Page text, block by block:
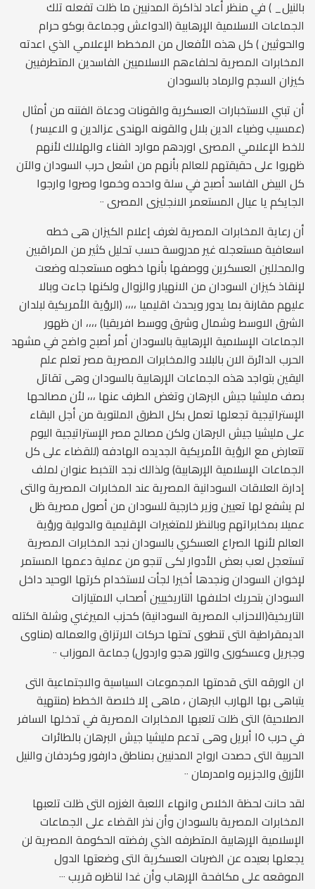
بالنيل_ ) في منظر أعاد لذاكرة المدنيين ما ظلت تفعله تلك
الجماعات الاسلامية الإرهابية (الدواعش وجماعة بوكو حرام
والحوثيين ) كل هذه الأفعال من المخطط الإعلامي الذي اعدته
المخابرات المصرية لحلفاءهم الاسلاميين الفاسدين المتطرفيين
كيزان السجم والرماد بالسودان
أن تبني الاستخبارات العسكرية والقونات ودعاة الفتنه من أمثال
(عمسيب وضياء الدين بلال والقونه الهندى عزالدين و الاعيسر )
للخط الإعلامي المصرى اوردهم موارد الفناء والهلالك لأنهم
ظهروا على حقيقتهم للعالم بأنهم من اشعل حرب السودان والآن
كل البيض الفاسد أصبح في سلة واحده وخموا وصروا وارجوا
الجايكم يا عيال المستعمر الانجليزى المصرى ٠٠
أن رعاية المخابرات المصرية لغرف إعلام الكيزان هى خطه
اسعافية مستعجله غير مدروسة حسب تحليل كثير من المراقبين
والمحللين العسكرين ووصفها بأنها خطوه مستعجله وضعت
لإنقاذ كيزان السودان من الانهيار والزوال ولكنها جاءت وبالا
عليهم مقارنة بما يدور ويحدث اقليميا ،،،، (الرؤية الأمريكية لبلدان
الشرق الاوسط وشمال وشرق ووسط افريقيا) ،،،، ان ظهور
الجماعات الإسلامية الإرهابية بالسودان أمر أصبح واضح في مشهد
الحرب الدائرة الان بالبلاد والمخابرات المصرية مصر تعلم علم
اليقين بتواجد هذه الجماعات الإرهابية بالسودان وهى تقاتل
بصف مليشيا جيش البرهان وتغض الطرف عنها ،،، لأن مصالحها
الإستراتيجية تجعلها تعمل بكل الطرق الملتوية من أجل البقاء
على مليشيا جيش البرهان ولكن مصالح مصر الإستراتيجية اليوم
تتعارض مع الرؤية الأمريكية الجديده الهادفه (للقضاء على كل
الجماعات الإسلامية الإرهابية) ولذالك نجد التخبط عنوان لملف
إدارة العلاقات السودانية المصرية عند المخابرات المصرية والتى
لم يشفع لها تعيين وزير خارجية للسودان من أصول مصرية ظل
عميلا بمخابراتهم وبالنظر للمتغيرات الإقليمية والدولية ورؤية
العالم لأنها الصراع العسكري بالسودان نجد المخابرات المصرية
تستعجل لعب بعض الأدوار لكى تنجو من عملية دعمها المستمر
لإخوان السودان ونجدها أخيرا لجأت لاستخدام كرتها الوحيد داخل
السودان بتحريك احلافها التاريخييين أصحاب الامتيازات
التاريخية(الاحزاب المصرية السودانية) كحزب الميرغني وشلة الكتله
الديمقراطية التى تنطوى تحتها حركات الارتزاق والعماله (مناوى
وجبريل وعسكورى والتور هجو واردول) جماعة الموزاب ٠٠
ان الورقه التى قدمتها المجموعات السياسية والاجتماعية التى
يتباهى بها الهارب البرهان ، ماهى إلا خلاصة الخطط (منتهية
الصلاحية) التى ظلت تلعبها المخابرات المصرية في تدخلها السافر
في حرب ١٥ أبريل وهى تدعم مليشيا جيش البرهان بالطائرات
الحربية التى حصدت ارواح المدنيين بمناطق دارفور وكردفان والنيل
الأزرق والجزيره وامدرمان ٠٠
لقد حانت لحظة الخلاص وانهاء اللعبة الغزره التى ظلت تلعبها
المخابرات المصرية بالسودان وأن نذر القضاء على الجماعات
الإسلامية الإرهابية المتطرفه الذي رفضته الحكومة المصرية لن
يجعلها بعيده عن الضربات العسكرية التى وضعتها الدول
الموقعه على مكافحة الإرهاب وأن غدا لناظره قريب ٠٠٠